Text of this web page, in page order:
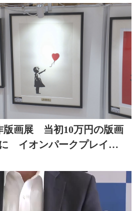
版画展 当初10万円の版画
イオンパークプレイス